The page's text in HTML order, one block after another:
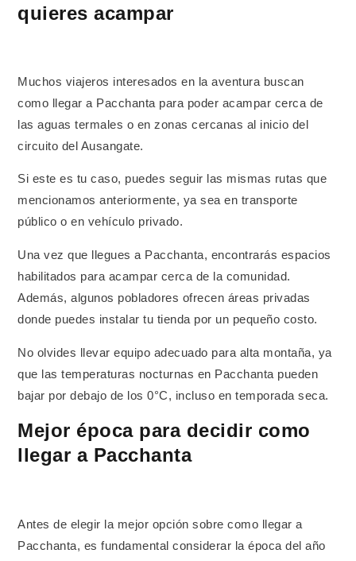
quieres acampar
Muchos viajeros interesados en la aventura buscan
como llegar a Pacchanta para poder acampar cerca de
las aguas termales o en zonas cercanas al inicio del
circuito del Ausangate.
Si este es tu caso, puedes seguir las mismas rutas que
mencionamos anteriormente, ya sea en transporte
público o en vehículo privado.
Una vez que llegues a Pacchanta, encontrarás espacios
habilitados para acampar cerca de la comunidad.
Además, algunos pobladores ofrecen áreas privadas
donde puedes instalar tu tienda por un pequeño costo.
No olvides llevar equipo adecuado para alta montaña, ya
que las temperaturas nocturnas en Pacchanta pueden
bajar por debajo de los 0°C, incluso en temporada seca.
Mejor época para decidir como
llegar a Pacchanta
Antes de elegir la mejor opción sobre como llegar a
Pacchanta, es fundamental considerar la época del año